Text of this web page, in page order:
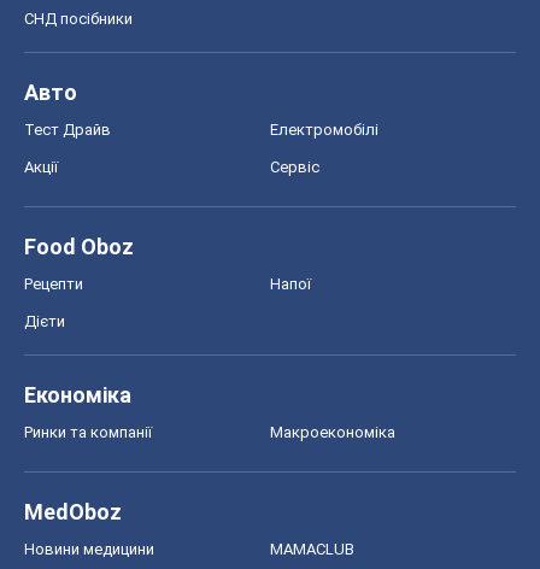
СНД посібники
Авто
Тест Драйв Електромобілі
Акції Сервіс
Food Oboz
Рецепти Напої
Дієти
Економіка
Ринки та компанії Макроекономіка
MedOboz
Новини медицини MAMACLUB